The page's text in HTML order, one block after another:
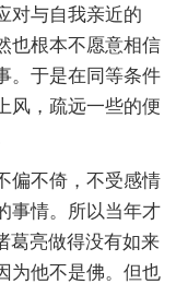
对与自我亲近的
也根本不愿意相信
。于是在同等条件
风，疏远一些的便
偏不倚，不受感情
事情。所以当年才
葛亮做得没有如来
为他不是佛。但也